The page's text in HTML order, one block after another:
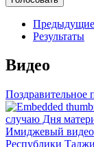
Результаты
Видео
Поздравительное
Имиджевый
Республики